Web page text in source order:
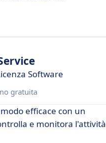
Software
gratuita
efficace con un
e monitora l'attività